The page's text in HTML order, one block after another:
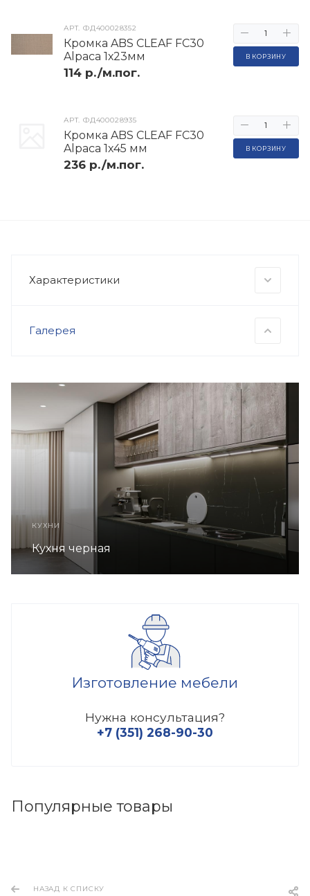
АРТ.ФД400028935
Кромка ABS CLEAF FC30
Alpaca 1х45 мм
236 р./м.пог.
В КОРЗИНУ
АРТ.ФД400028352
Кромка ABS CLEAF FC30
Alpaca 1х23мм
114 р./м.пог.
В КОРЗИНУ
Характеристики
Галерея
КУХНИ
Кухня черная
Изготовление мебели
Нужна консультация?
+7 (351) 268-90-30
Популярные товары
НАЗАД К СПИСКУ